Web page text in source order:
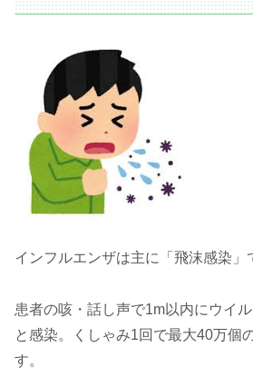
インフルエンザは主に「飛沫感染」
患者の咳・話し声で1m以内にウイ
と感染。くしゃみ1回で最大40万個
す。